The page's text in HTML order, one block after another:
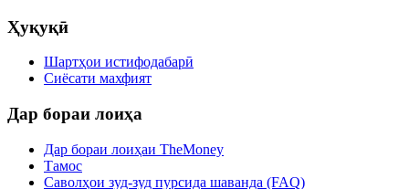
Ҳуқуқӣ
Шартҳои истифодабарӣ
Сиёсати махфият
Дар бораи лоиҳа
Дар бораи лоиҳаи TheMoney
Тамос
Саволҳои зуд-зуд пурсида шаванда (FAQ)